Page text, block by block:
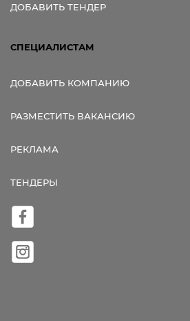
ДОБАВИТЬ ТЕНДЕР
СПЕЦИАЛИСТАМ
ДОБАВИТЬ КОМПАНИЮ
РАЗМЕСТИТЬ ВАКАНСИЮ
РЕКЛАМА
ТЕНДЕРЫ